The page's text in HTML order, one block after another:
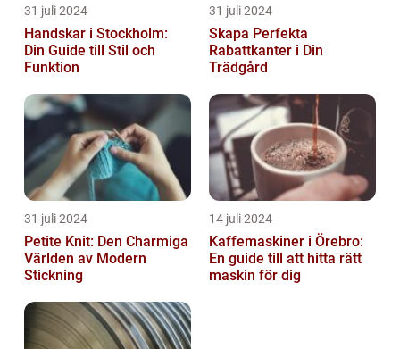
31 juli 2024
Handskar i Stockholm:
Din Guide till Stil och
Funktion
31 juli 2024
Skapa Perfekta
Rabattkanter i Din
Trädgård
31 juli 2024
Petite Knit: Den Charmiga
Världen av Modern
Stickning
14 juli 2024
Kaffemaskiner i Örebro:
En guide till att hitta rätt
maskin för dig